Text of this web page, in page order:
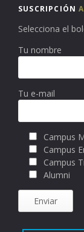
SUSCRIPCIÓN
Selecciona el
Tu nombre
Tu e-mail
Campus
Campus
Campus
Alumni